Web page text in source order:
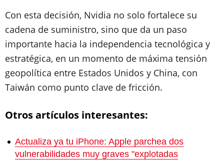
Con esta decisión, Nvidia no solo fortalece su
cadena de suministro, sino que da un paso
importante hacia la independencia tecnológica y
estratégica, en un momento de máxima tensión
geopolítica entre Estados Unidos y China, con
Taiwán como punto clave de fricción.
Otros artículos interesantes:
Actualiza ya tu iPhone: Apple parchea dos
vulnerabilidades muy graves "explotadas